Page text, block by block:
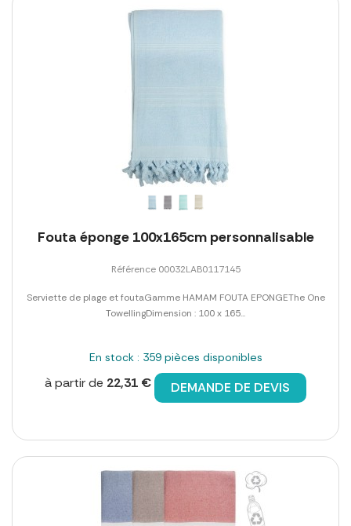
Fouta éponge 100x165cm personnalisable
Référence 00032LAB0117145
Serviette de plage et foutaGamme HAMAM FOUTA EPONGEThe One
TowellingDimension : 100 x 165...
En stock : 359 pièces disponibles
à partir de 22,31 € DEMANDE DE DEVIS